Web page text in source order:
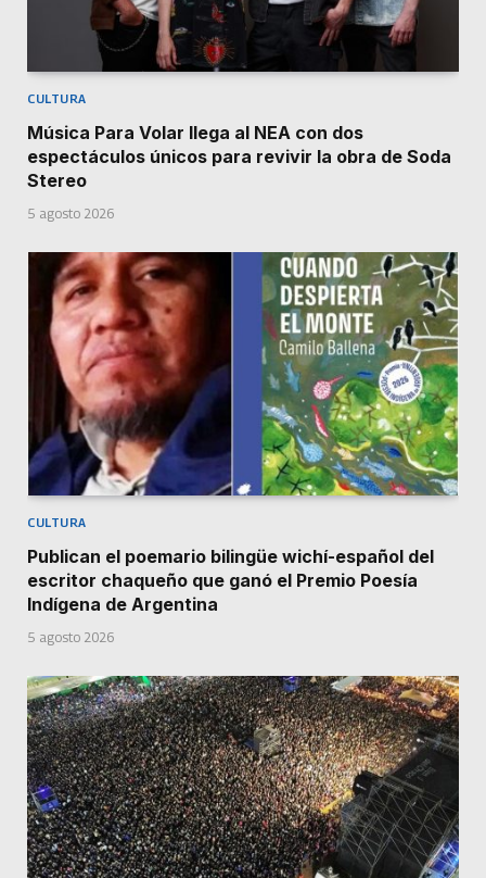
CULTURA
Música Para Volar llega al NEA con dos
espectáculos únicos para revivir la obra de Soda
Stereo
5 agosto 2026
CULTURA
Publican el poemario bilingüe wichí-español del
escritor chaqueño que ganó el Premio Poesía
Indígena de Argentina
5 agosto 2026